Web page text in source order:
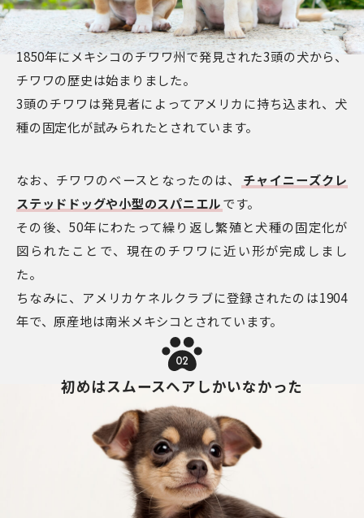
1850年にメキシコのチワワ州で発見された3頭の犬から、
チワワの歴史は始まりました。
3頭のチワワは発見者によってアメリカに持ち込まれ、犬
種の固定化が試みられたとされています。
なお、チワワのベースとなったのは、
チャイニーズクレ
ステッドドッグや小型のスパニエルです。
その後、50年にわたって繰り返し繁殖と犬種の固定化が
図られたことで、現在のチワワに近い形が完成しまし
た。
ちなみに、アメリカケネルクラブに登録されたのは1904
年で、原産地は南米メキシコとされています。
02
初めはスムースヘアしかいなかった